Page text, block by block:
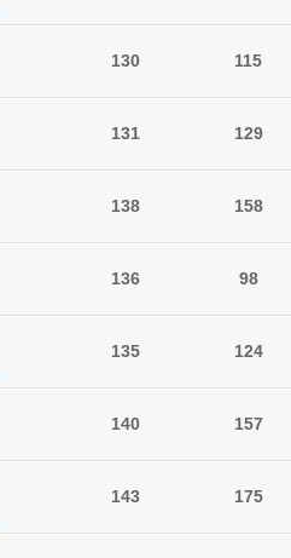
130 115
131 129
138 158
136 98
135 124
140 157
143 175